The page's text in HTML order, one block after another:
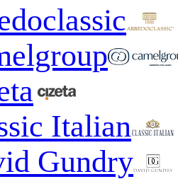
Italian
Gundry